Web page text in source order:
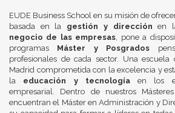
EUDE Business School en su misión de
basada en la gestión y dirección en
negocio de las empresas, pone a
programas Máster y Posgrados
profesionales de cada sector. Una escuela
Madrid comprometida con la excelencia y
la educación y tecnologíaen los
empresarial. Dentro de nuestros
encuentran el Máster en Administración y